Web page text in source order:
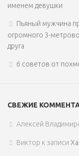
именем девушки
Пьяный мужчина
огромного 3-
друга
6 советов от
СВЕЖИЕ
Алексей
Виктор к записи